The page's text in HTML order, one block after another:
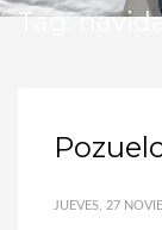
Tag:
JUEVES, 27